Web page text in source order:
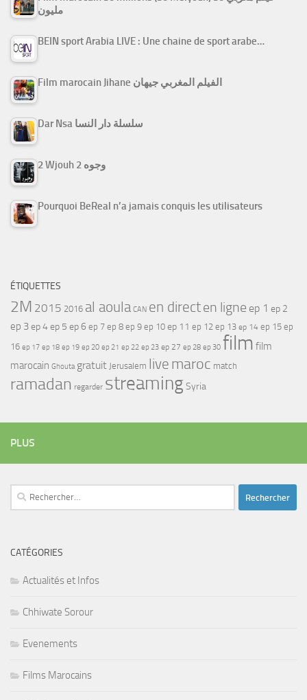
مليون
BEIN sport Arabia LIVE : Une chaine de sport arabe…
Film marocain Jihane الفيلم المغربي جيهان
Dar Nsa سلسلة دار النسا
2 Wjouh 2 وجوه
Pourquoi BeReal n’a jamais conquis les utilisateurs
ÉTIQUETTES
2M 2015 2016 al aoula CAN en directen ligne ep 1 ep 2
ep 3ep 4ep 5 ep 6 ep 7 ep 8 ep 9 ep 10 ep 11 ep 12 ep 13 ep 14 ep 15 ep
16 ep 17 ep 18 ep 19 ep 20 ep 21 ep 22 ep 23 ep 27 ep 28 ep 30 film film
marocain Ghouta gratuit Jerusalem live maroc match
ramadan regarder streamingSyria
PLUS
Rechercher :
CATÉGORIES
Actualités et Infos
Chhiwate Sorour
Evenements
Films Marocains